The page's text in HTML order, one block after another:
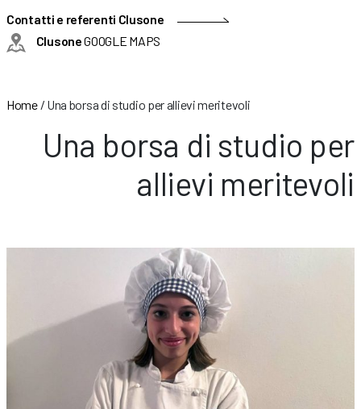
Contatti e referenti Clusone
ClusoneGOOGLE MAPS
Home/ Una borsa di studio per allievi meritevoli
Una borsa di studio per
allievi meritevoli